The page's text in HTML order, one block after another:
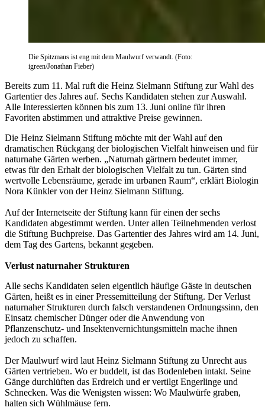
Die Spitzmaus ist eng mit dem Maulwurf verwandt. (Foto:
igreen/Jonathan Fieber)
Bereits zum 11. Mal ruft die Heinz Sielmann Stiftung zur Wahl des
Gartentier des Jahres auf. Sechs Kandidaten stehen zur Auswahl.
Alle Interessierten können bis zum 13. Juni online für ihren
Favoriten abstimmen und attraktive Preise gewinnen.
Die Heinz Sielmann Stiftung möchte mit der Wahl auf den
dramatischen Rückgang der biologischen Vielfalt hinweisen und für
naturnahe Gärten werben. „Naturnah gärtnern bedeutet immer,
etwas für den Erhalt der biologischen Vielfalt zu tun. Gärten sind
wertvolle Lebensräume, gerade im urbanen Raum“, erklärt Biologin
Nora Künkler von der Heinz Sielmann Stiftung.
Auf der Internetseite der Stiftung kann für einen der sechs
Kandidaten abgestimmt werden. Unter allen Teilnehmenden verlost
die Stiftung Buchpreise. Das Gartentier des Jahres wird am 14. Juni,
dem Tag des Gartens, bekannt gegeben.
Verlust naturnaher Strukturen
Alle sechs Kandidaten seien eigentlich häufige Gäste in deutschen
Gärten, heißt es in einer Pressemitteilung der Stiftung. Der Verlust
naturnaher Strukturen durch falsch verstandenen Ordnungssinn, den
Einsatz chemischer Dünger oder die Anwendung von
Pflanzenschutz- und Insektenvernichtungsmitteln mache ihnen
jedoch zu schaffen.
Der Maulwurf wird laut Heinz Sielmann Stiftung zu Unrecht aus
Gärten vertrieben. Wo er buddelt, ist das Bodenleben intakt. Seine
Gänge durchlüften das Erdreich und er vertilgt Engerlinge und
Schnecken. Was die Wenigsten wissen: Wo Maulwürfe graben,
halten sich Wühlmäuse fern.